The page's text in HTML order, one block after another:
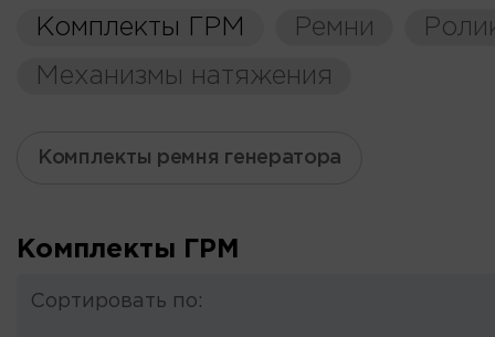
Комплекты ГРМ Ремни
Механизмы натяжения
Комплекты ремня генератора
Комплекты ГРМ
Сортировать по: